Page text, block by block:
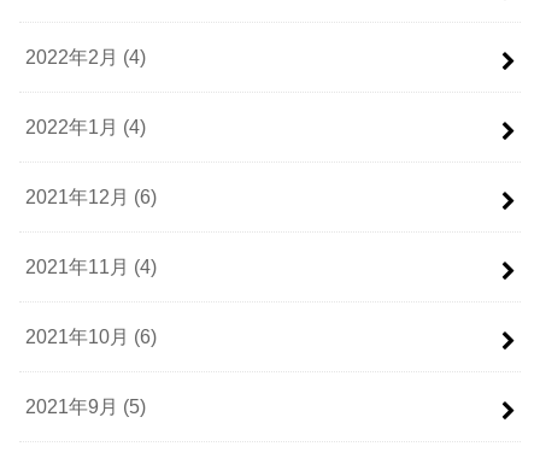
2022年2月 (4)
2022年1月 (4)
2021年12月 (6)
2021年11月 (4)
2021年10月 (6)
2021年9月 (5)